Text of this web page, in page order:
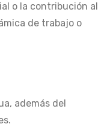
o la contribución al
de trabajo o
además del